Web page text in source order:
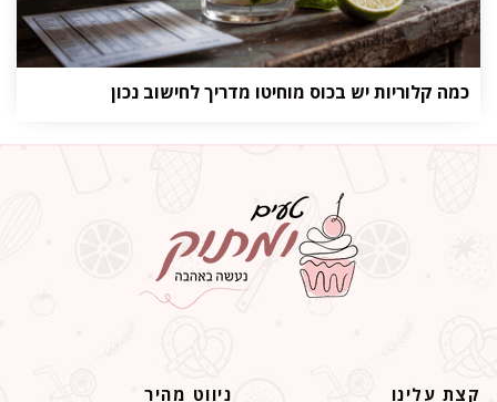
כמה קלוריות יש בכוס מוחיטו מדריך לחישוב נכון
קצת עלינו ניווט מהיר